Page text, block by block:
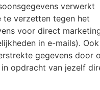
verwerkt
te verzetten tegen het
voor direct
in e-mails).
gegevens door
opdracht van jezelf